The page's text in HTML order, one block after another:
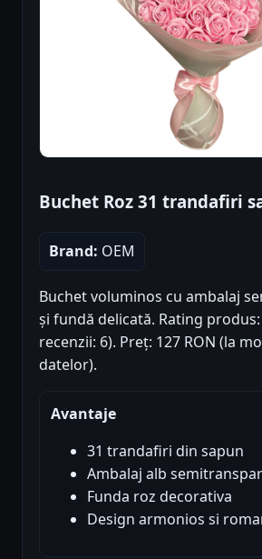
Buchet Roz 31 trandafiri
Brand: OEM
Buchet voluminos cu ambalaj
și fundă delicată. Rating produs:
recenzii: 6). Preț: 127 RON (la
datelor).
Avantaje
31 trandafiri din sapun
Ambalaj alb
Funda roz decorativa
Design armonios si